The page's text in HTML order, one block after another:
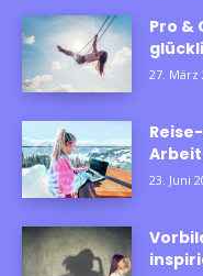
Pro &
27. März
23. Juni